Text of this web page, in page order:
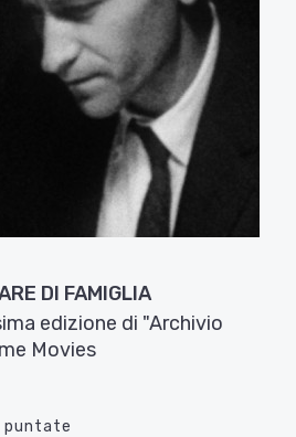
DI FAMIGLIA
edizione di "Archivio
Movies
puntate